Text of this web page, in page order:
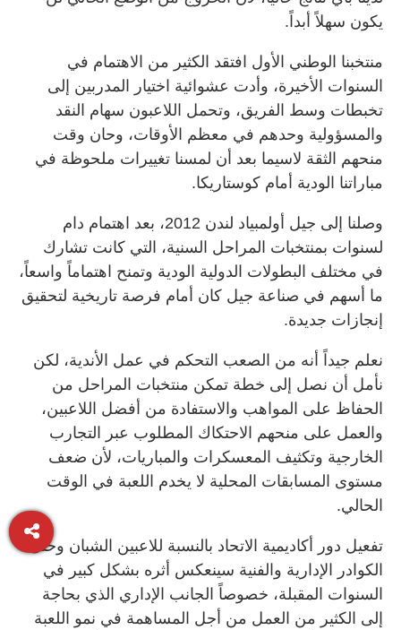
يكون سهلاً أبداً.
منتخبنا الوطني الأول افتقد الكثير من الاهتمام في
السنوات الأخيرة، وأدت عشوائية اختيار المدربين إلى
تخبطات وسط الفريق، وتحمل اللاعبون سهام النقد
والمسؤولية وحدهم في معظم الأوقات، وحان وقت
منحهم الثقة لاسيما بعد أن لمسنا تغييرات ملحوظة في
مباراتنا الودية أمام كوستاريكا.
وصلنا إلى جيل أولمبياد لندن 2012، بعد اهتمام دام
لسنوات بمنتخبات المراحل السنية، التي كانت تشارك
في مختلف البطولات الدولية الودية وتمنح اهتماماً واسعاً،
ما أسهم في صناعة جيل كان أمام فرصة تاريخية لتحقيق
إنجازات جديدة.
نعلم جيداً أنه من الصعب التحكم في عمل الأندية، لكن
نأمل أن نصل إلى خطة تمكن منتخبات المراحل من
الحفاظ على المواهب والاستفادة من أفضل اللاعبين،
والعمل على منحهم الاحتكاك المطلوب عبر التجارب
الخارجية وتكثيف المعسكرات والمباريات، لأن ضعف
مستوى المسابقات المحلية لا يخدم اللعبة في الوقت
الحالي.
تفعيل دور أكاديمية الاتحاد بالنسبة للاعبين الشبان وحتى
الكوادر الإدارية والفنية سينعكس أثره بشكل كبير في
السنوات المقبلة، خصوصاً الجانب الإداري الذي بحاجة
إلى الكثير من العمل من أجل المساهمة في نمو اللعبة